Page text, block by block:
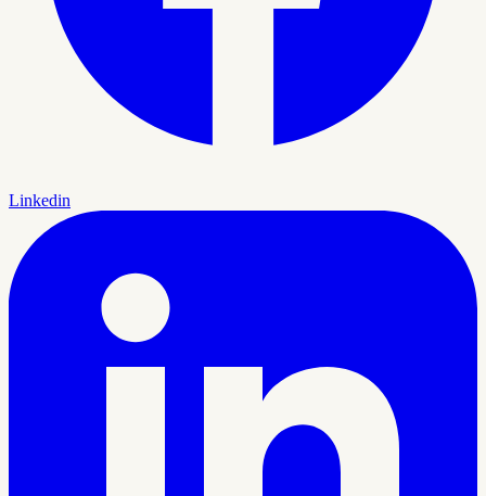
Linkedin